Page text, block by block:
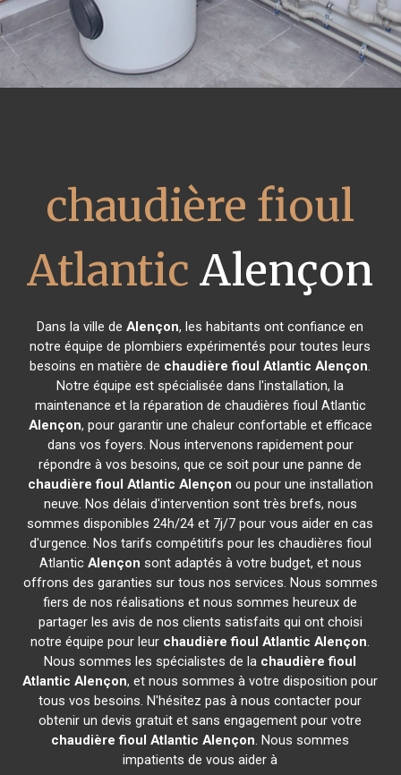
chaudière fioul
Atlantic Alençon
Dans la ville deAlençon, les habitants ont confiance en
notre équipe de plombiers expérimentés pour toutes leurs
besoins en matière de chaudière fioul Atlantic Alençon.
Notre équipe est spécialisée dans l'installation, la
maintenance et la réparation de chaudières fioul Atlantic
Alençon, pour garantir une chaleur confortable et efficace
dans vos foyers. Nous intervenons rapidement pour
répondre à vos besoins, que ce soit pour une panne de
chaudière fioul Atlantic Alençon ou pour une installation
neuve. Nos délais d'intervention sont très brefs, nous
sommes disponibles 24h/24 et 7j/7 pour vous aider en cas
d'urgence. Nos tarifs compétitifs pour les chaudières fioul
Atlantic Alençon sont adaptés à votre budget, et nous
offrons des garanties sur tous nos services. Nous sommes
fiers de nos réalisations et nous sommes heureux de
partager les avis de nos clients satisfaits qui ont choisi
notre équipe pour leur chaudière fioul Atlantic Alençon.
Nous sommes les spécialistes de la chaudière fioul
Atlantic Alençon, et nous sommes à votre disposition pour
tous vos besoins. N'hésitez pas à nous contacter pour
obtenir un devis gratuit et sans engagement pour votre
chaudière fioul Atlantic Alençon. Nous sommes
impatients de vous aider à